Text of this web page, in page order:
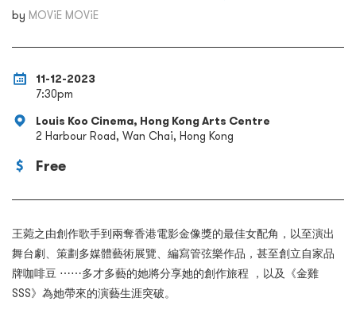
by MOViE MOViE
11-12-2023
7:30pm
Louis Koo Cinema, Hong Kong Arts Centre
2 Harbour Road, Wan Chai, Hong Kong
Free
王菀之由創作歌手到兩奪香港電影金像獎的最佳女配角，以至演出
舞台劇、策劃多媒體藝術展覽、編寫管弦樂作品，甚至創立自家品
牌咖啡豆 ⋯⋯多才多藝的她將分享她的創作旅程 ，以及《金雞
SSS》為她帶來的演藝生涯突破。